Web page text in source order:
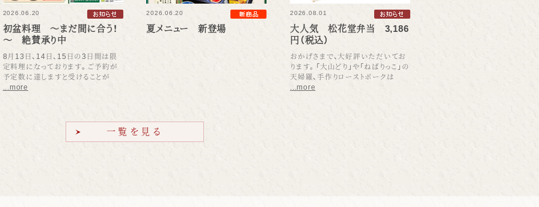
2026.06.20
初盆料理 ～まだ間に合う！
～ 絶賛承り中
8月13日、14日、15日の3日間は限
定料理になっております。ご予約が
予定数に達しますと受けることが
...more
2026.06.20
夏メニュー 新登場
2026.08.01
大人気 松花堂弁当 3,186
円（税込）
おかげさまで、大好評いただいてお
ります。「大山どり」や「ねばりっこ」の
天婦羅、手作りローストポークは
...more
一覧を見る